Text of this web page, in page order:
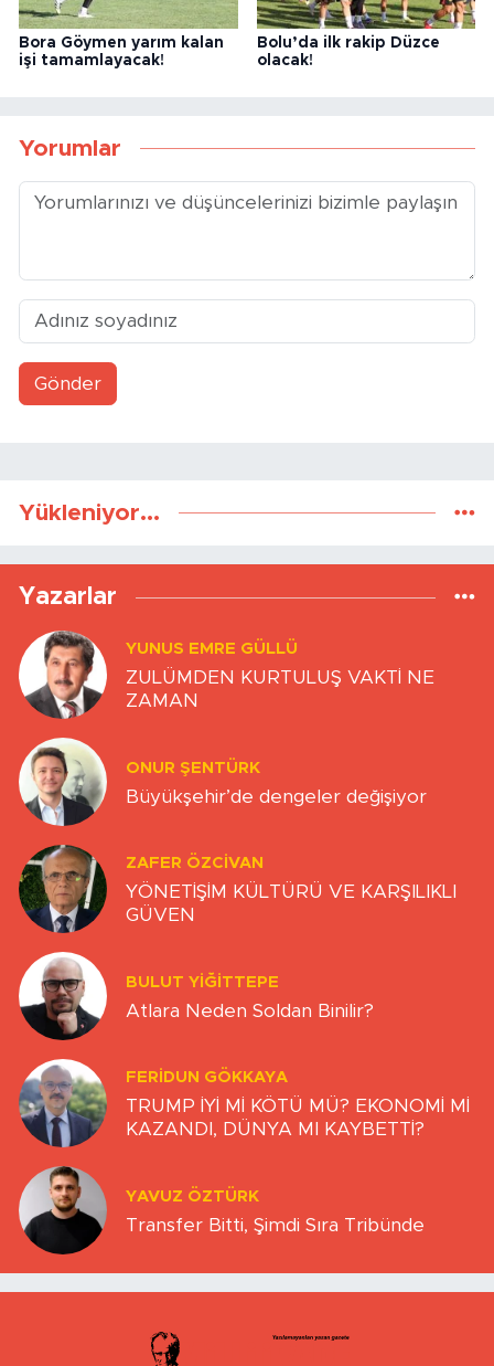
Bora Göymen yarım kalan
işi tamamlayacak!
Bolu’da ilk rakip Düzce
olacak!
Yorumlar
Gönder
Yükleniyor...
Yazarlar
YUNUS EMRE GÜLLÜ
ZULÜMDEN KURTULUŞ VAKTİ NE
ZAMAN
ONUR ŞENTÜRK
Büyükşehir’de dengeler değişiyor
ZAFER ÖZCIVAN
YÖNETİŞİM KÜLTÜRÜ VE KARŞILIKLI
GÜVEN
BULUT YİĞİTTEPE
Atlara Neden Soldan Binilir?
FERIDUN GÖKKAYA
TRUMP İYİ Mİ KÖTÜ MÜ? EKONOMİ Mİ
KAZANDI, DÜNYA MI KAYBETTİ?
YAVUZ ÖZTÜRK
Transfer Bitti, Şimdi Sıra Tribünde